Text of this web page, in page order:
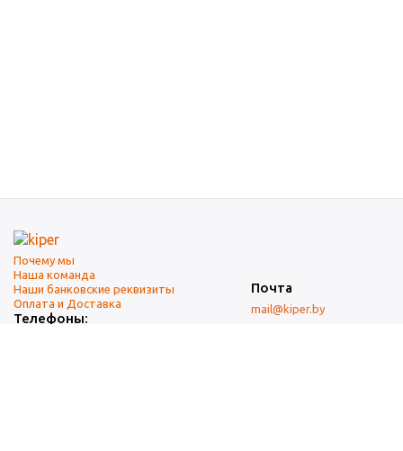
Почему мы
Наша команда
Наши банковские реквизиты
Оплата и Доставка
Телефоны:
Почта
mail@kiper.by